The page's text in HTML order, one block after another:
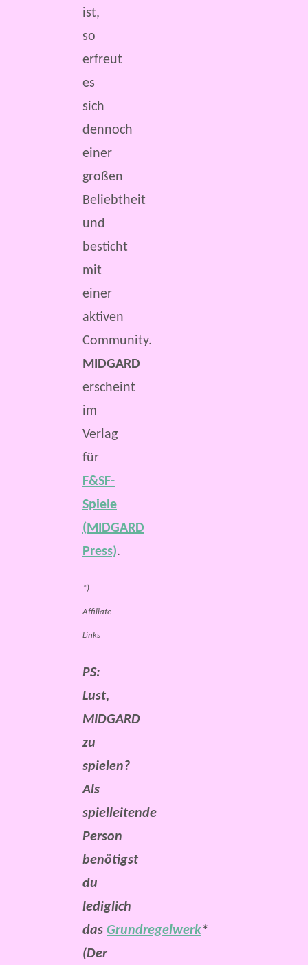
ist,
so
erfreut
es
sich
dennoch
einer
großen
Beliebtheit
und
besticht
mit
einer
aktiven
Community.
MIDGARD
erscheint
im
Verlag
für
F&SF-
Spiele
(MIDGARD
Press).
*)
Affiliate-
Links
PS:
Lust,
MIDGARD
zu
spielen?
Als
spielleitende
Person
benötigst
du
lediglich
das Grundregelwerk*
(Der